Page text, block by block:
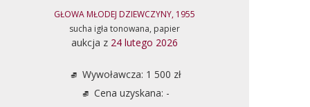
GŁOWA MŁODEJ DZIEWCZYNY, 1955
sucha igła tonowana, papier
aukcja z 24 lutego 2026
Wywoławcza: 1 500 zł
Cena uzyskana: -